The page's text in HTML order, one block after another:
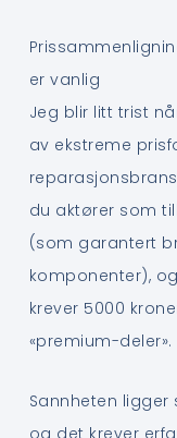
er vanlig
Jeg blir litt trist
av ekstreme
du aktører som
(som garantert
komponenter),
krever 5000
«premium-deler».
Sannheten
og det krever